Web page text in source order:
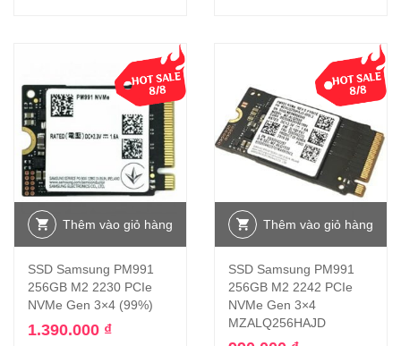
Thêm vào giỏ hàng
SSD Samsung PM991
256GB M2 2230 PCIe
NVMe Gen 3×4 (99%)
1.390.000 ₫
Thêm vào giỏ hàng
SSD Samsung PM991
256GB M2 2242 PCIe
NVMe Gen 3×4
MZALQ256HAJD